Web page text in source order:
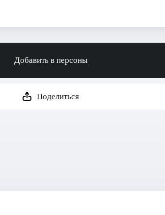
Добавить в персоны
Поделиться